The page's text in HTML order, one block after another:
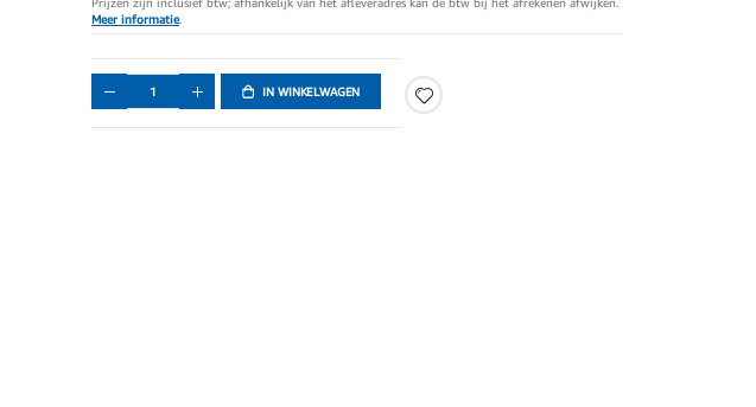
Meer informatie.
IN WINKELWAGEN